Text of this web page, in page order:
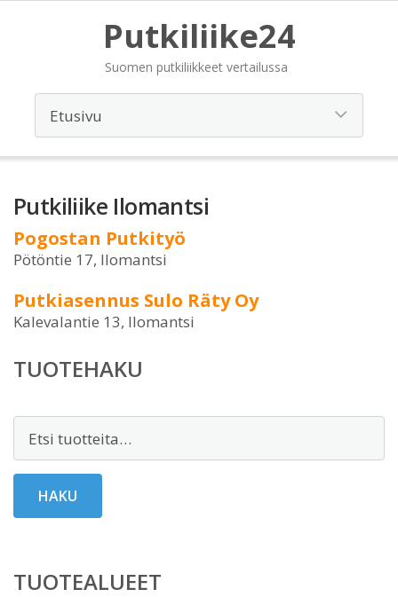
Putkiliike24
Suomen putkiliikkeet vertailussa
Putkiliike Ilomantsi
Pogostan Putkityö
Pötöntie 17, Ilomantsi
Putkiasennus Sulo Räty Oy
Kalevalantie 13, Ilomantsi
TUOTEHAKU
HAKU
TUOTEALUEET